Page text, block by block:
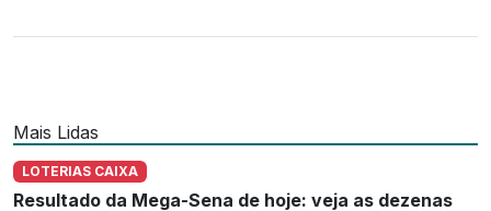
Mais Lidas
LOTERIAS CAIXA
Resultado da Mega-Sena de hoje: veja as dezenas